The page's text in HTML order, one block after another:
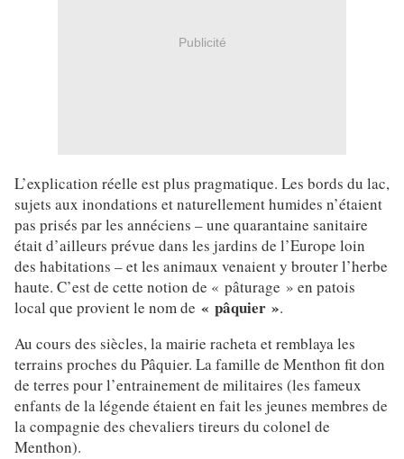
Publicité
L’explication réelle est plus pragmatique. Les bords du lac,
sujets aux inondations et naturellement humides n’étaient
pas prisés par les annéciens – une quarantaine sanitaire
était d’ailleurs prévue dans les jardins de l’Europe loin
des habitations – et les animaux venaient y brouter l’herbe
haute. C’est de cette notion de « pâturage » en patois
local que provient le nom de « pâquier ».
Au cours des siècles, la mairie racheta et remblaya les
terrains proches du Pâquier. La famille de Menthon fit don
de terres pour l’entrainement de militaires (les fameux
enfants de la légende étaient en fait les jeunes membres de
la compagnie des chevaliers tireurs du colonel de
Menthon).